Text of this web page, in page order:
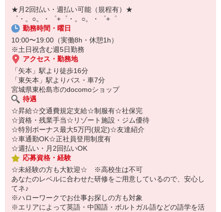
オンライン面談なのでスピード対応。
即日登録もOK♪
気になった方はお気軽にご相談ください！
★月2回払い・週払い可能（規程有）★
゜・。○。・゜+゜・。○。・゜+゜
勤務時間・曜日
10:00〜19:00（実働8h・休憩1h）
※土日祝含む週5日勤務
アクセス・勤務地
「矢本」駅より徒歩16分
「東矢本」駅よりバス・車7分
宮城県東松島市のdocomoショップ
待遇
☆昇給☆交通費規定支給☆制服有☆社保完
☆資格・残業手当☆リゾート施設・ジム優待
☆特別ボーナス最大5万円(規定)☆友達紹介
☆車通勤OK☆正社員登用制度有
☆週払い・月2回払いOK
応募資格・経験
☆未経験の方も大歓迎☆ ※高校生は不可
あなたのレベルに合わせた研修をご用意しているので、安心し
てネ♪
※ハローワークでお仕事お探しの方も対象
※エリアによって英語・中国語・ポルトガル語などの語学を活